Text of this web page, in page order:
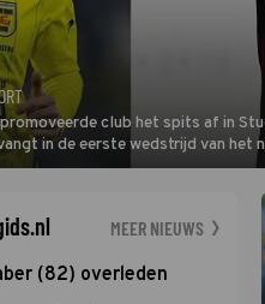
club het spits af in
in de eerste wedstrijd van het
Plat en hij wil aanvallend
MEER NIEUWS
(82) overleden